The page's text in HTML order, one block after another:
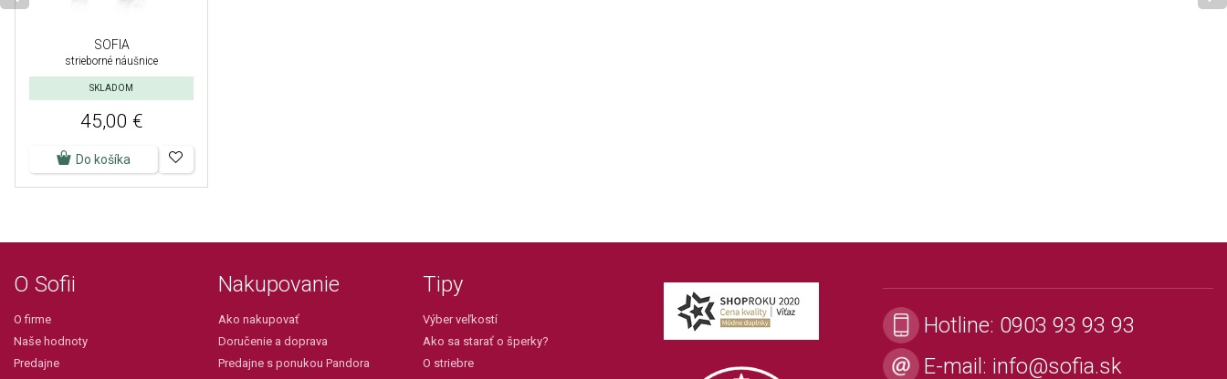
SOFIA
strieborné náušnice
SKLADOM
45,00 €
Do košíka
O Sofii
O firme
Naše hodnoty
Predajne
Nakupovanie
Ako nakupovať
Doručenie a doprava
Predajne s ponukou Pandora
Tipy
Výber veľkostí
Ako sa starať o šperky?
O striebre
Hotline: 0903 93 93 93
E-mail: info@sofia.sk